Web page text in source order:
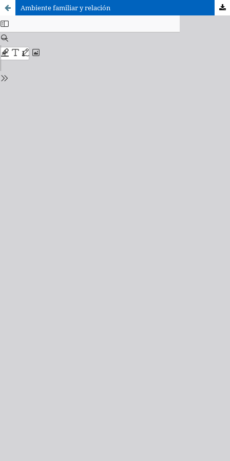
Ambiente familiar y relación